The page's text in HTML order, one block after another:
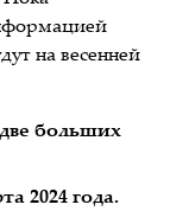
на весенней
больших
2024 года.